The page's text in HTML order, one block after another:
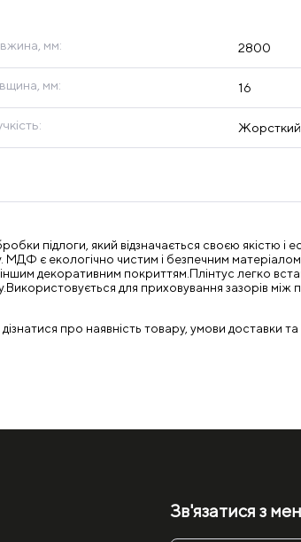
мм: 2800
мм: 16
Жорсткий
підлоги, який відзначається своєю якістю і
є екологічно чистим і безпечним
декоративним покриттям.Плінтус легко
для приховування зазорів
про наявність товару, умови доставки
Зв'язатися з